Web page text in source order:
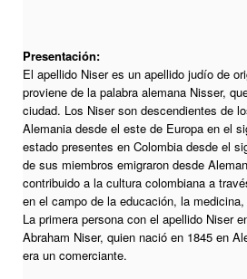
Presentación:
El apellido Niser es un apellido judío de
proviene de la palabra alemana Nisser,
ciudad. Los Niser son descendientes de
Alemania desde el este de Europa en el
estado presentes en Colombia desde el
de sus miembros emigraron desde
contribuido a la cultura colombiana a
en el campo de la educación, la
La primera persona con el apellido Niser
Abraham Niser, quien nació en 1845 en
era un comerciante.